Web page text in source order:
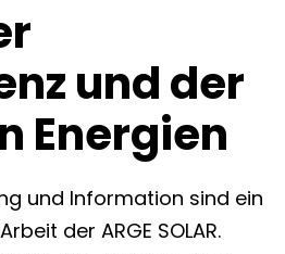
und der
Energien
und Information sind ein
der ARGE SOLAR.